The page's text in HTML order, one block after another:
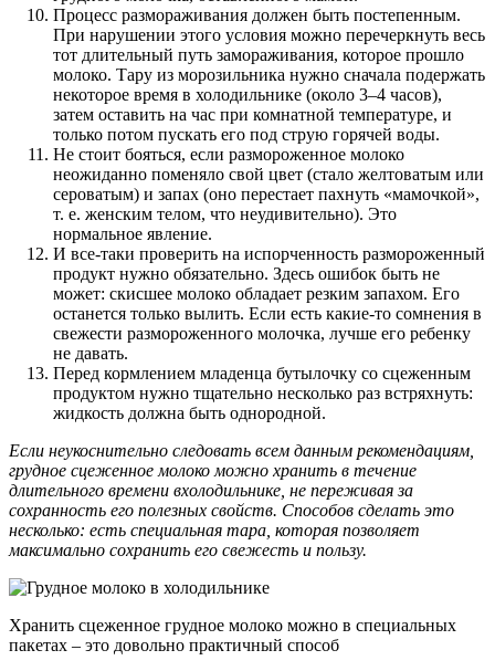
Процесс размораживания должен быть постепенным.
При нарушении этого условия можно перечеркнуть весь
тот длительный путь замораживания, которое прошло
молоко. Тару из морозильника нужно сначала подержать
некоторое время в холодильнике (около 3–4 часов),
затем оставить на час при комнатной температуре, и
только потом пускать его под струю горячей воды.
Не стоит бояться, если размороженное молоко
неожиданно поменяло свой цвет (стало желтоватым или
сероватым) и запах (оно перестает пахнуть «мамочкой»,
т. е. женским телом, что неудивительно). Это
нормальное явление.
И все-таки проверить на испорченность размороженный
продукт нужно обязательно. Здесь ошибок быть не
может: скисшее молоко обладает резким запахом. Его
останется только вылить. Если есть какие-то сомнения в
свежести размороженного молочка, лучше его ребенку
не давать.
Перед кормлением младенца бутылочку со сцеженным
продуктом нужно тщательно несколько раз встряхнуть:
жидкость должна быть однородной.
Если неукоснительно следовать всем данным рекомендациям,
грудное сцеженное молоко можно хранить в течение
длительного времени вхолодильнике, не переживая за
сохранность его полезных свойств. Способов сделать это
несколько: есть специальная тара, которая позволяет
максимально сохранить его свежесть и пользу.
Хранить сцеженное грудное молоко можно в специальных
пакетах – это довольно практичный способ